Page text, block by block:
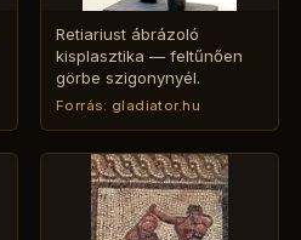
Retiariust ábrázoló
kisplasztika — feltűnően
görbe szigonynyél.
Forrás: gladiator.hu